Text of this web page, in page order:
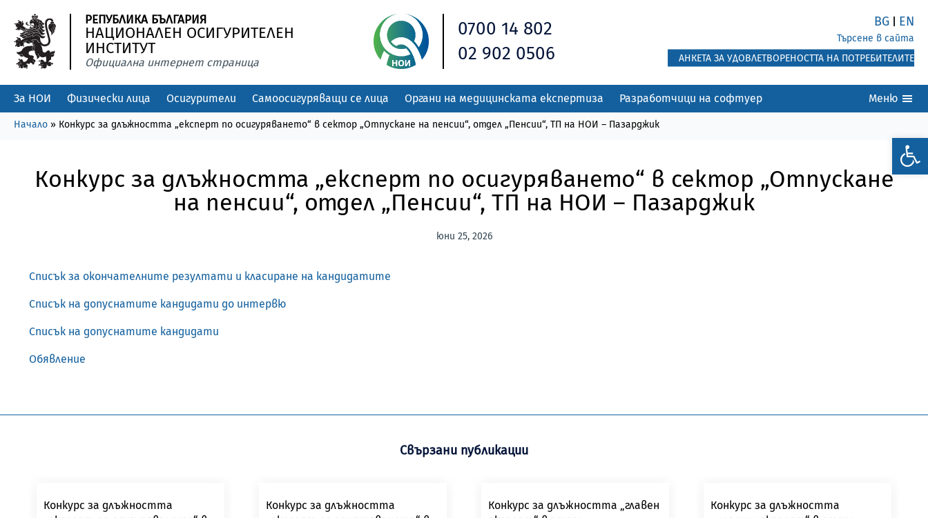
РЕПУБЛИКА БЪЛГАРИЯ
НАЦИОНАЛЕН ОСИГУРИТЕЛЕН
ИНСТИТУТ
Официална интернет страница
0700 14 802
02 902 0506
BG EN
Търсене в сайта
АНКЕТА ЗА УДОВЛЕТВОРЕНОСТТА НА ПОТРЕБИТЕЛИТЕ
За НОИ Физически лица Осигурители Самоосигуряващи се лица Органи на медицинската експертиза Разработчици на софтуер Меню
Начало » Конкурс за длъжността „експерт по осигуряването“ в сектор „Отпускане на пенсии“, отдел „Пенсии“, ТП на НОИ – Пазарджик
Конкурс за длъжността „експерт по осигуряването“ в сектор „Отпускане
на пенсии“, отдел „Пенсии“, ТП на НОИ – Пазарджик
юни 25, 2026
Списък за окончателните резултати и класиране на кандидатите
Списък на допуснатите кандидати до интервю
Списък на допуснатите кандидати
Обявление
Свързани публикации
Конкурс за длъжността
Конкурс за длъжността
Конкурс за длъжността „главен
Конкурс за длъжността